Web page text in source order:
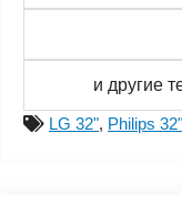
и другие
LG 32", Philips 32"